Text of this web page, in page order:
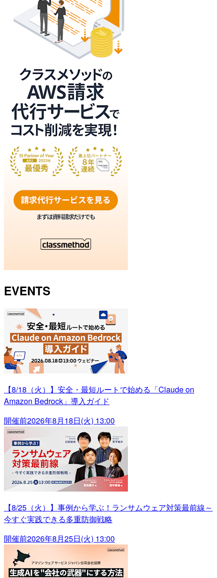
EVENTS
【8/18（火）】安全・最短ルートで始める「Claude on
Amazon Bedrock」導入ガイド
開催前2026年8月18日(火) 13:00
【8/25（火）】事例から学ぶ！ランサムウェア対策最前線～
今すぐ実践できる多重防御戦略
開催前2026年8月25日(火) 13:00